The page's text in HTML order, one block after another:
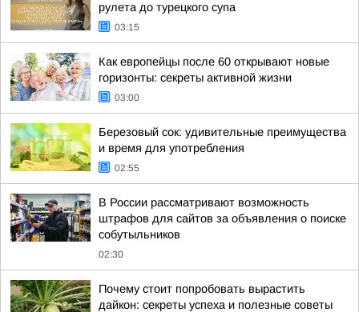
рулета до турецкого супа
03:15
Как европейцы после 60 открывают новые
горизонты: секреты активной жизни
03:00
Березовый сок: удивительные преимущества
и время для употребления
02:55
В России рассматривают возможность
штрафов для сайтов за объявления о поиске
собутыльников
02:30
Почему стоит попробовать вырастить
дайкон: секреты успеха и полезные советы